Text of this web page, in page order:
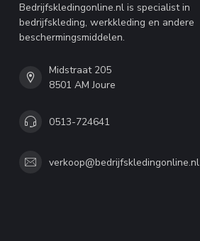
Bedrijfskledingonline.nl is specialist in
bedrijfskleding, werkkleding en andere
beschermingsmiddelen.
Midstraat 205
8501 AM Joure
0513-724641
verkoop@bedrijfskledingonline.nl